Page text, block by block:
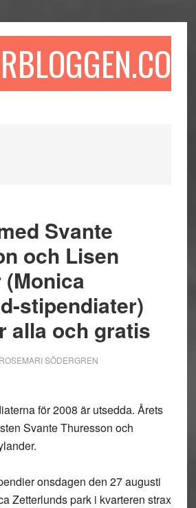
Svante
och Lisen
stipendiater)
alla och gratis
ROSEMARI SÖDERGREN
för 2008 är utsedda. Årets
Svante Thuresson och
onsdagen den 27 augusti
Zetterlunds park i kvarteren strax